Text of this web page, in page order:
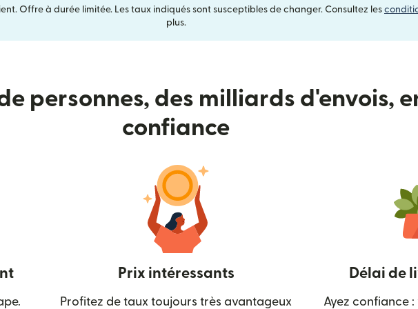
Offre à durée limitée. Les taux indiqués sont susceptibles de changer. Consultez les
plus.
personnes, des milliards d'envois,
confiance
Prix intéressants
Profitez de taux toujours très avantageux
Délai de
Ayez confiance